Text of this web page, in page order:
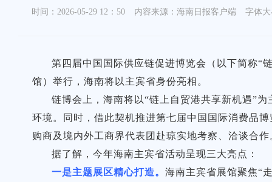
时间：2026-05-29 12：50 内容来源：海南日报客户端 字体
第四届中国国际供应链促进博览会（以下简称“
馆）举行，海南将以主宾省身份亮相。
链博会上，海南将以“链上自贸港共享新机遇”
环境。同时，借此契机推进第七届中国国际消费品
购商及境内外工商界代表团赴琼实地考察、洽谈合作
据了解，今年海南主宾省活动呈现三大亮点：
一是主题展区精心打造。 海南主宾省展馆聚焦“